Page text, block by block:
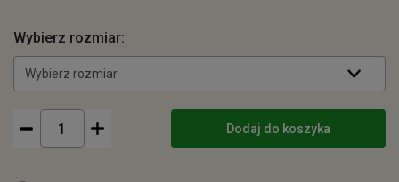
Wybierz rozmiar:
Wybierz rozmiar
Dodaj do koszyka